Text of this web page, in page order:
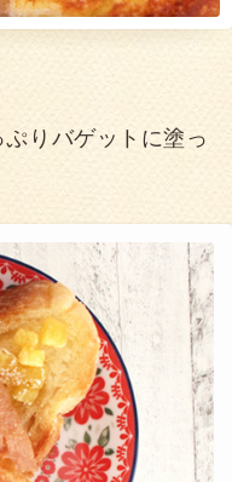
りバゲットに塗っ